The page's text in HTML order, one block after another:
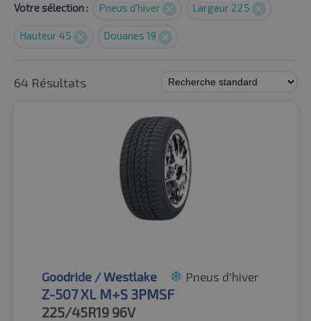
Votre sélection : Pneus d'hiver Largeur 225
Hauteur 45 Douanes 19
64 Résultats
Goodride / Westlake Pneus d'hiver
Z-507 XL M+S 3PMSF
225/45R19 96V